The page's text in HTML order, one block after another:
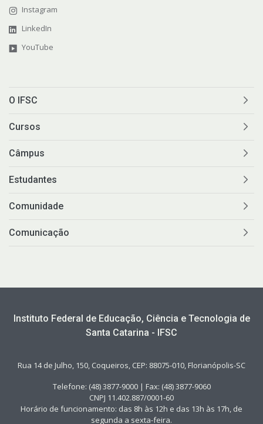
Instagram
LinkedIn
YouTube
O IFSC
Cursos
Câmpus
Estudantes
Comunidade
Comunicação
Instituto Federal de Educação, Ciência e Tecnologia de
Santa Catarina - IFSC
Rua 14 de Julho, 150, Coqueiros, CEP: 88075-010, Florianópolis-SC
Telefone: (48) 3877-9000 | Fax: (48) 3877-9060
CNPJ 11.402.887/0001-60
Horário de funcionamento: das 8h às 12h e das 13h às 17h, de
segunda a sexta-feira.